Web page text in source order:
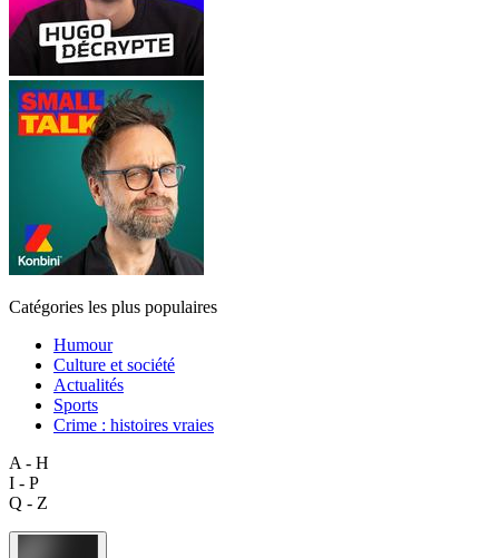
Catégories les plus populaires
Humour
Culture et société
Actualités
Sports
Crime : histoires vraies
A - H
I - P
Q - Z